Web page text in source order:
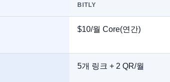
BITLY
$10/월 Core(연간)
5개 링크 + 2 QR/월